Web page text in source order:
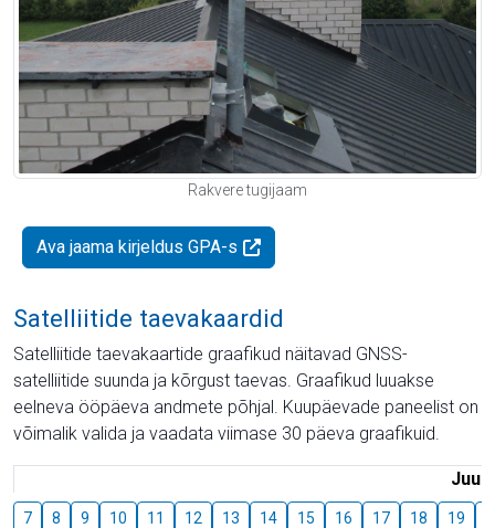
Rakvere tugijaam
Ava jaama kirjeldus GPA-s
Satelliitide taevakaardid
Satelliitide taevakaartide graafikud näitavad GNSS-
satelliitide suunda ja kõrgust taevas. Graafikud luuakse
eelneva ööpäeva andmete põhjal. Kuupäevade paneelist on
võimalik valida ja vaadata viimase 30 päeva graafikuid.
Juuli
7 8 9 10 11 12 13 14 15 16 17 18 19